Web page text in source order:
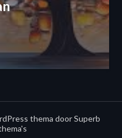
thema doorSuperb